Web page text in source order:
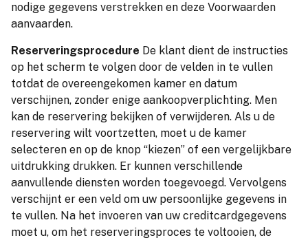
nodige gegevens verstrekken en deze Voorwaarden
aanvaarden.
Reserveringsprocedure De klant dient de instructies
op het scherm te volgen door de velden in te vullen
totdat de overeengekomen kamer en datum
verschijnen, zonder enige aankoopverplichting. Men
kan de reservering bekijken of verwijderen. Als u de
reservering wilt voortzetten, moet u de kamer
selecteren en op de knop “kiezen” of een vergelijkbare
uitdrukking drukken. Er kunnen verschillende
aanvullende diensten worden toegevoegd. Vervolgens
verschijnt er een veld om uw persoonlijke gegevens in
te vullen. Na het invoeren van uw creditcardgegevens
moet u, om het reserveringsproces te voltooien, de